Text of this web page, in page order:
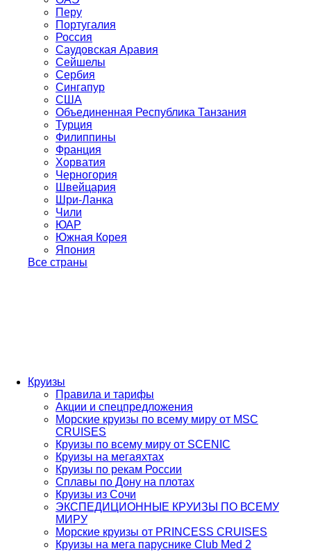
Перу
Португалия
Россия
Саудовская Аравия
Сейшелы
Сербия
Сингапур
США
Объединенная Республика Танзания
Турция
Филиппины
Франция
Хорватия
Черногория
Швейцария
Шри-Ланка
Чили
ЮАР
Южная Корея
Япония
Все страны
Круизы
Правила и тарифы
Акции и спецпредложения
Морские круизы по всему миру от MSC
CRUISES
Круизы по всему миру от SCENIC
Круизы на мегаяхтах
Круизы по рекам России
Сплавы по Дону на плотах
Круизы из Сочи
ЭКСПЕДИЦИОННЫЕ КРУИЗЫ ПО ВСЕМУ
МИРУ
Морские круизы от PRINCESS CRUISES
Круизы на мега паруснике Club Med 2